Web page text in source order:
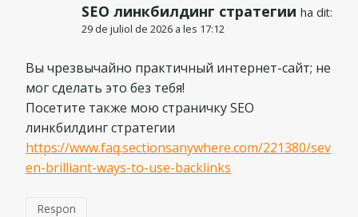
SEO линкбилдинг стратегии ha dit:
29 de juliol de 2026 a les 17:12
Вы чрезвычайно практичный интернет-сайт; не
мог сделать это без тебя!
Посетите также мою страничку SEO
линкбилдинг стратегии
https://www.faq.sectionsanywhere.com/221380/sev
en-brilliant-ways-to-use-backlinks
Respon